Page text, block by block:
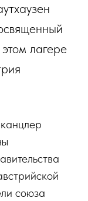
лагере
союза